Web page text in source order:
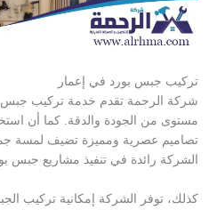
تركيب جبس بورد في إعمار
شركة الرحمة تقدم خدمة تركيب جبس
مستوى من الجودة والدقة. كما أن
تصاميم عصرية ومميزة تضيف لمسة
الشركة رائدة في تنفيذ مشاريع جبس
كذلك، توفر الشركة إمكانية تركيب